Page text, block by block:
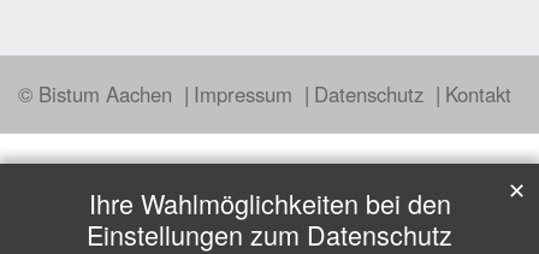
© Bistum Aachen Impressum Datenschutz Kontakt
Ihre Wahlmöglichkeiten bei den
Einstellungen zum Datenschutz
✕